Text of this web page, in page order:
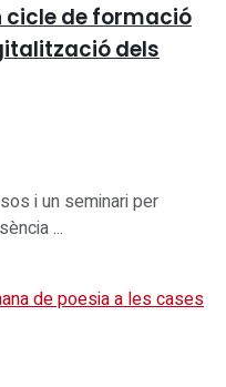
cicle de formació
dels
i un seminari per
...